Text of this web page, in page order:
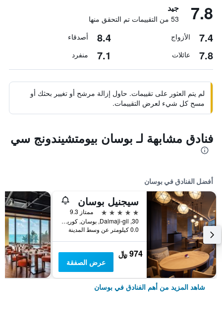
7.8 جيد
53 من التقييمات تم التحقق منها
7.4 الأزواج 8.4 أصدقاء
7.8 عائلات 7.1 منفرد
لم يتم العثور على تقييمات. حاول إزالة مرشح أو تغيير بحثك أو
مسح كل شيء لعرض التقييمات.
فنادق مشابهة لـ بوسان بيومتشيندونج سي
أفضل الفنادق في بوسان
سيجنيل بوسان
5 نجوم
ممتاز 9.3
30, Dalmaji-gil, بوسان, كوريا الجنوبية
0.0 كيلومتر عن وسط المدينة
974 ﷼
عرض الصفقة
شاهد المزيد من أهم الفنادق في بوسان